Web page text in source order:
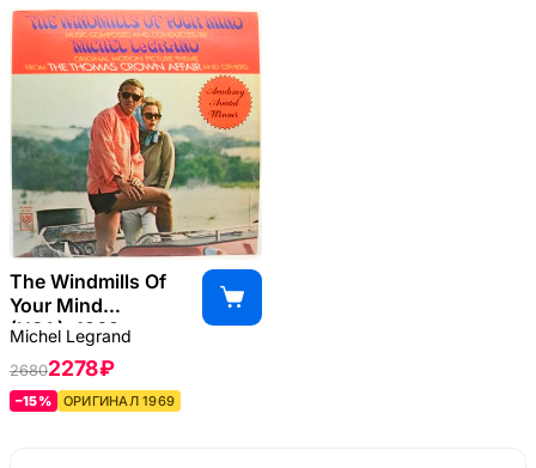
The Windmills Of
Your Mind
(USA), 1969
Michel Legrand
26802278 ₽
–15% ОРИГИНАЛ 1969